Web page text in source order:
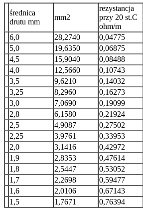
średnica
drutu mm
mm2
rezystancja
przy 20 st.C
ohm/m
6,0 28,2740 0,04775
5,0
19,6350 0,06875
4,5
15,9040 0,08488
4,0
12,5660 0,10743
3,5
9,6210 0,14032
3,25
8,2960 0,16273
3,0
7,0690 0,19099
2,8
6,1580 0,21924
2,5
4,9087 0,27502
2,25
3,9761 0,33953
2,0
3,1416 0,42972
1,9
2,8353 0,47614
1,8
2,5447 0,53052
1,7
2,2698 0,59477
1,6
2,0106 0,67143
1,5
1,7671 0,76394